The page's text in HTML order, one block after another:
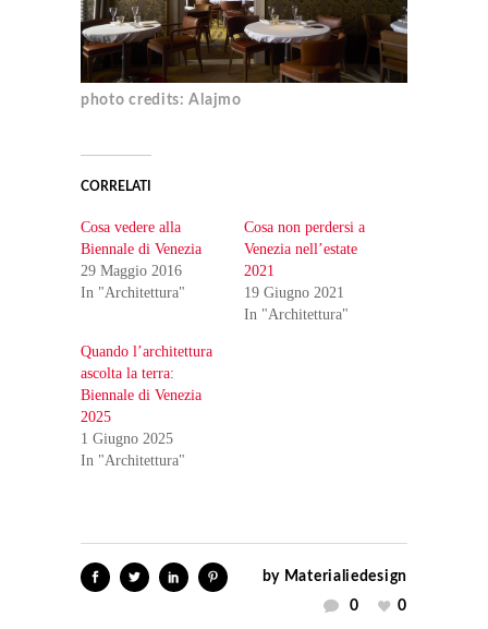
photo credits: Alajmo
CORRELATI
Cosa vedere alla
Biennale di Venezia
29 Maggio 2016
In "Architettura"
Cosa non perdersi a
Venezia nell’estate
2021
19 Giugno 2021
In "Architettura"
Quando l’architettura
ascolta la terra:
Biennale di Venezia
2025
1 Giugno 2025
In "Architettura"
by Materialiedesign
0
0